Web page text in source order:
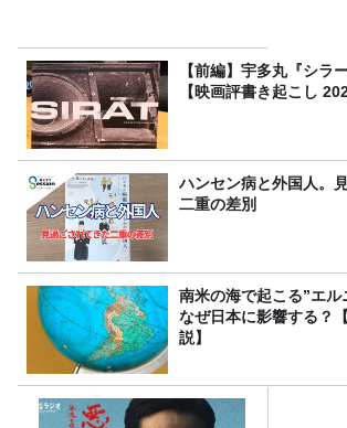
【前編】宇多丸『シラ
【映画評書き起こし
ハンセン病と外国人。
二重の差別
南米の海で起こる”エル
なぜ日本に影響する？
説】